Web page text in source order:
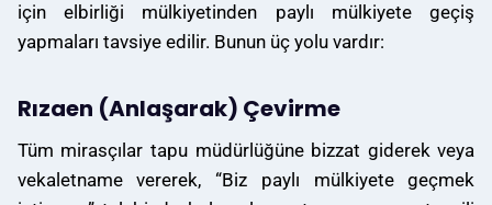
için elbirliği mülkiyetinden paylı mülkiyete geçiş
yapmaları tavsiye edilir. Bunun üç yolu vardır:
Rızaen (Anlaşarak) Çevirme
Tüm mirasçılar tapu müdürlüğüne bizzat giderek veya
vekaletname vererek, “Biz paylı mülkiyete geçmek